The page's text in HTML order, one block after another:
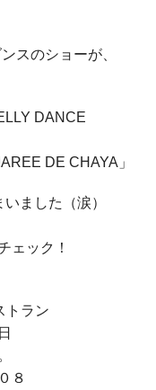
スのショーが、
DANCE
」
した（涙）
ック！
トラン
日
８